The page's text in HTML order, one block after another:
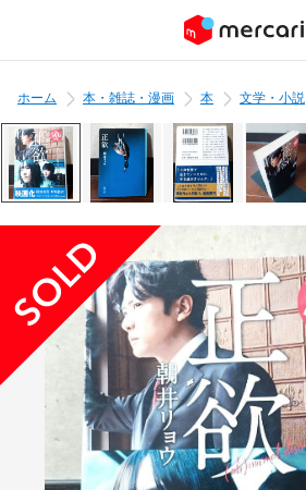
ホーム 本・雑誌・漫画 本 文学・小説